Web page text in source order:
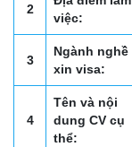
2
việc:
3
Ngành nghề
xin visa:
4
Tên và nội
dung CV cụ
thể: